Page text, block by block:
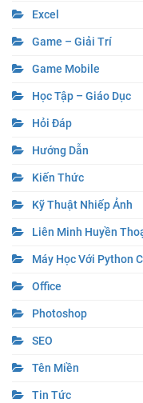
Excel
Game – Giải Trí
Game Mobile
Học Tập – Giáo Dục
Hỏi Đáp
Hướng Dẫn
Kiến Thức
Kỹ Thuật Nhiếp Ảnh
Liên Minh Huyền
Máy Học Với Python
Office
Photoshop
SEO
Tên Miền
Tin Tức